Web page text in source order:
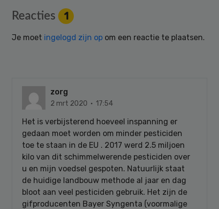
Reader
Interactions
Reacties 1
Je moet ingelogd zijn op om een reactie te plaatsen.
zorg
2 mrt 2020 · 17:54
Het is verbijsterend hoeveel inspanning er
gedaan moet worden om minder pesticiden
toe te staan in de EU . 2017 werd 2.5 miljoen
kilo van dit schimmelwerende pesticiden over
u en mijn voedsel gespoten. Natuurlijk staat
de huidige landbouw methode al jaar en dag
bloot aan veel pesticiden gebruik. Het zijn de
gifproducenten Bayer Syngenta (voormalige